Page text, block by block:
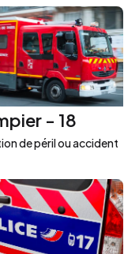
- 18
de péril ou accident